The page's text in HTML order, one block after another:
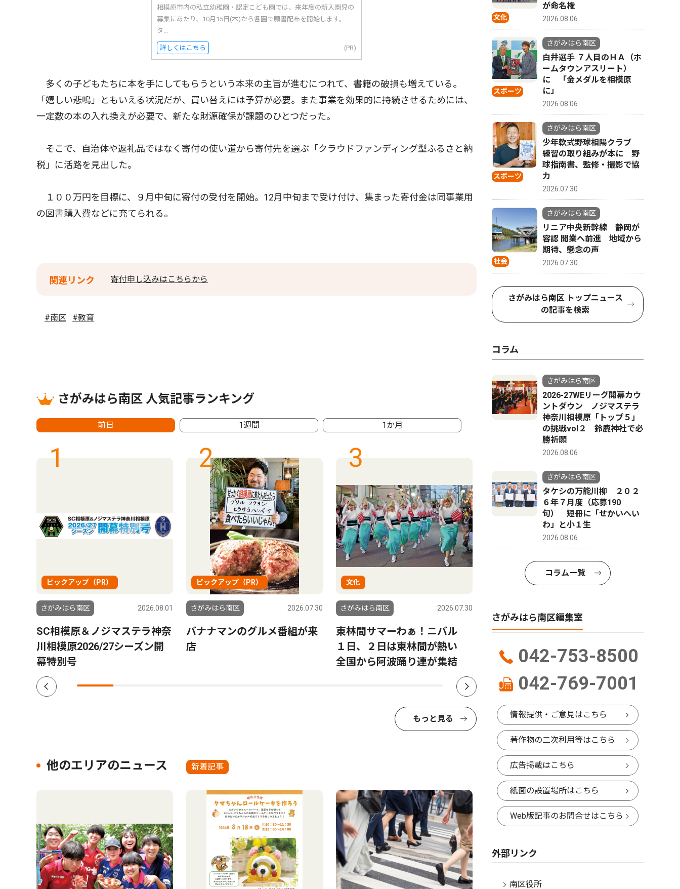
相模原市内の私立幼稚園・認定こども園では、来年度の新入園児の
募集にあたり、10月15日(木)から各園で願書配布を開始します。
タ...
詳しくはこちら (PR)
多くの子どもたちに本を手にしてもらうという本来の主旨が進むにつれて、書籍の破損も増えている。
「嬉しい悲鳴」ともいえる状況だが、買い替えには予算が必要。また事業を効果的に持続させるためには、
一定数の本の入れ換えが必要で、新たな財源確保が課題のひとつだった。
そこで、自治体や返礼品ではなく寄付の使い道から寄付先を選ぶ「クラウドファンディング型ふるさと納
税」に活路を見出した。
１００万円を目標に、９月中旬に寄付の受付を開始。12月中旬まで受け付け、集まった寄付金は同事業用
の図書購入費などに充てられる。
関連リンク 寄付申し込みはこちらから
#南区 #教育
さがみはら南区 人気記事ランキング
前日 1週間 1か月
1
ピックアップ（PR）
さがみはら南区 2026.08.01
SC相模原＆ノジマステラ神奈
川相模原2026/27シーズン開
幕特別号
2
ピックアップ（PR）
さがみはら南区 2026.07.30
バナナマンのグルメ番組が来
店
3
文化
さがみはら南区 2026.07.30
東林間サマーわぁ！ニバル
１日、２日は東林間が熱い
全国から阿波踊り連が集結
4
少年軟式野球相陽クラブ 練
習の取り組みが本に 野球指
南書、監修・撮影で協力
市議会
可決 ２
もっと見る
他のエリアのニュース 新着記事
文化
が命名権
2026.08.06
スポーツ
さがみはら南区
白井選手 ７人目のＨＡ（ホ
ームタウンアスリート）
に 「金メダルを相模原
に」
2026.08.06
スポーツ
さがみはら南区
少年軟式野球相陽クラブ
練習の取り組みが本に 野
球指南書、監修・撮影で協
力
2026.07.30
社会
さがみはら南区
リニア中央新幹線 静岡が
容認 開業へ前進 地域から
期待、懸念の声
2026.07.30
さがみはら南区 トップニュース
の記事を検索
コラム
さがみはら南区
2026-27WEリーグ開幕カウ
ントダウン ノジマステラ
神奈川相模原「トップ５」
の挑戦vol２ 鈴鹿神社で必
勝祈願
2026.08.06
さがみはら南区
タケシの万能川柳 ２０２
６年７月度（応募190
句） 短冊に「せかいへい
わ」と小１生
2026.08.06
コラム一覧
さがみはら南区編集室
042-753-8500
042-769-7001
情報提供・ご意見はこちら
著作物の二次利用等はこちら
広告掲載はこちら
紙面の設置場所はこちら
Web版記事のお問合せはこちら
外部リンク
南区役所